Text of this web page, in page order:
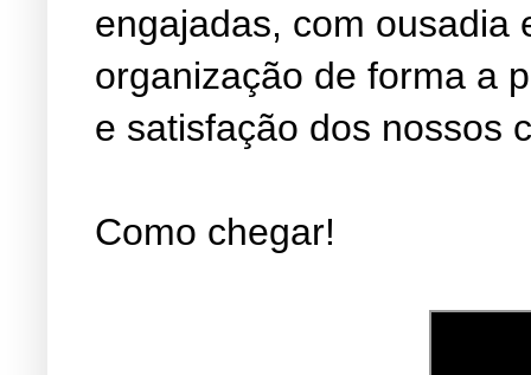
engajadas, com ousadia
organização de forma a
e satisfação dos nossos
Como chegar!